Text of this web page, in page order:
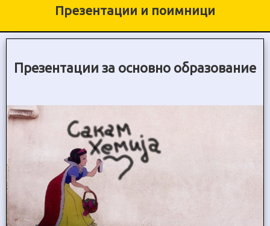
Презентации и поимници
Презентации за основно образование